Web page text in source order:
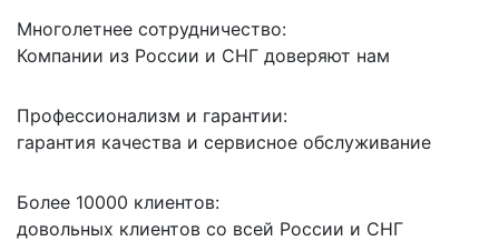
Многолетнее сотрудничество:
Компании из России и СНГ доверяют нам
Профессионализм и гарантии:
гарантия качества и сервисное обслуживание
Более 10000 клиентов:
довольных клиентов со всей России и СНГ